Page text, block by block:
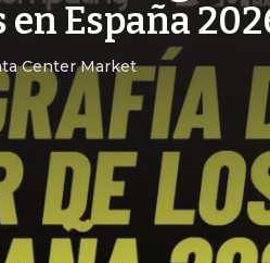
en España
Center Market